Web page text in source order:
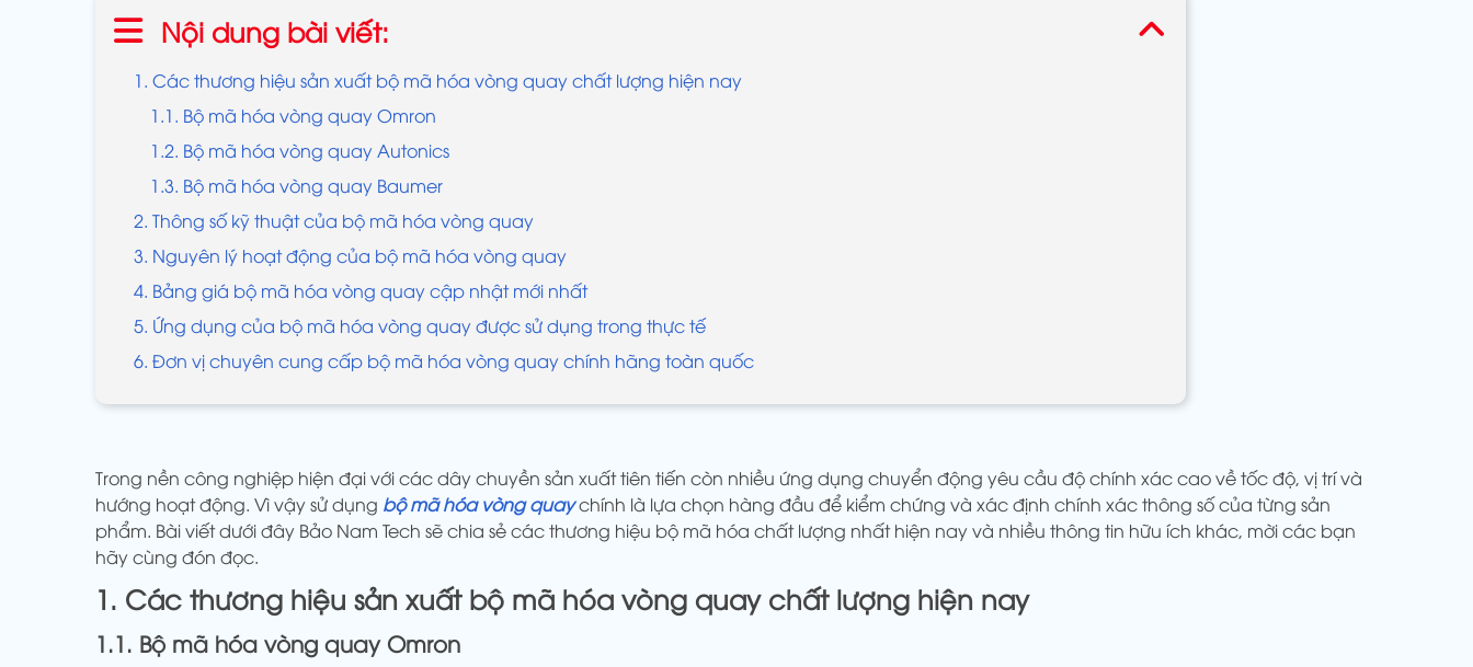
Nội dung bài viết:
1. Các thương hiệu sản xuất bộ mã hóa vòng quay chất lượng hiện nay
1.1. Bộ mã hóa vòng quay Omron
1.2. Bộ mã hóa vòng quay Autonics
1.3. Bộ mã hóa vòng quay Baumer
2. Thông số kỹ thuật của bộ mã hóa vòng quay
3. Nguyên lý hoạt động của bộ mã hóa vòng quay
4. Bảng giá bộ mã hóa vòng quay cập nhật mới nhất
5. Ứng dụng của bộ mã hóa vòng quay được sử dụng trong thực tế
6. Đơn vị chuyên cung cấp bộ mã hóa vòng quay chính hãng toàn quốc
Trong nền công nghiệp hiện đại với các dây chuyền sản xuất tiên tiến còn nhiều ứng dụng chuyển động yêu cầu độ chính xác cao về tốc độ, vị trí và
hướng hoạt động. Vì vậy sử dụng bộ mã hóa vòng quaychính là lựa chọn hàng đầu để kiểm chứng và xác định chính xác thông số của từng sản
phẩm. Bài viết dưới đây Bảo Nam Tech sẽ chia sẻ các thương hiệu bộ mã hóa chất lượng nhất hiện nay và nhiều thông tin hữu ích khác, mời các bạn
hãy cùng đón đọc.
1. Các thương hiệu sản xuất bộ mã hóa vòng quay chất lượng hiện nay
1.1. Bộ mã hóa vòng quay Omron